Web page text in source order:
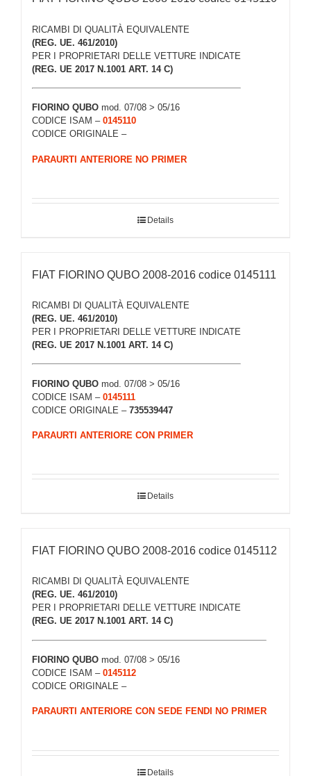
RICAMBI DI QUALITÀ EQUIVALENTE
(REG. UE. 461/2010)
PER I PROPRIETARI DELLE VETTURE INDICATE
(REG. UE 2017 N.1001 ART. 14 C)
FIORINO QUBO mod. 07/08 > 05/16
CODICE ISAM – 0145110
CODICE ORIGINALE –
PARAURTI ANTERIORE NO PRIMER
Details
FIAT FIORINO QUBO 2008-2016 codice 0145111
RICAMBI DI QUALITÀ EQUIVALENTE
(REG. UE. 461/2010)
PER I PROPRIETARI DELLE VETTURE INDICATE
(REG. UE 2017 N.1001 ART. 14 C)
FIORINO QUBO mod. 07/08 > 05/16
CODICE ISAM – 0145111
CODICE ORIGINALE – 735539447
PARAURTI ANTERIORE CON PRIMER
Details
FIAT FIORINO QUBO 2008-2016 codice 0145112
RICAMBI DI QUALITÀ EQUIVALENTE
(REG. UE. 461/2010)
PER I PROPRIETARI DELLE VETTURE INDICATE
(REG. UE 2017 N.1001 ART. 14 C)
FIORINO QUBO mod. 07/08 > 05/16
CODICE ISAM – 0145112
CODICE ORIGINALE –
PARAURTI ANTERIORE CON SEDE FENDI NO PRIMER
Details